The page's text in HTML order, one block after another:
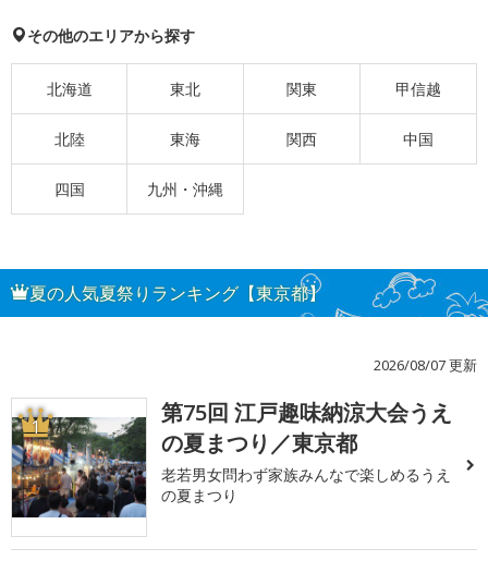
その他のエリアから探す
北海道 東北 関東 甲信越
北陸 東海 関西 中国
四国 九州・沖縄
夏の人気夏祭りランキング【東京都】
2026/08/07 更新
1
第75回 江戸趣味納涼大会うえ
の夏まつり／東京都
老若男女問わず家族みんなで楽しめるうえ
の夏まつり